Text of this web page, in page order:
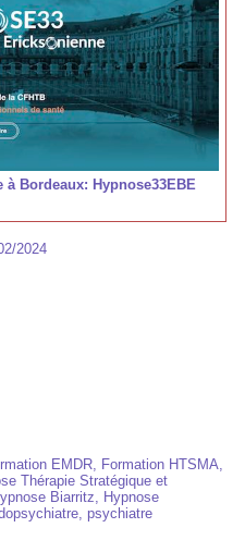
Bordeaux: Hypnose33EBE
2024
EMDR, Formation HTSMA,
Thérapie Stratégique et
Biarritz, Hypnose
, psychiatre